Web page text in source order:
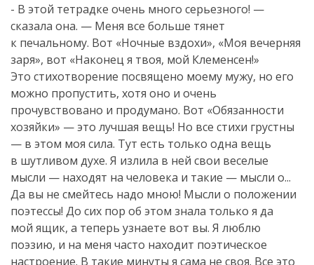
- В этой тетрадке очень много серьезного! —
сказала она. — Меня все больше тянет
к печальному. Вот «Ночные вздохи», «Моя вечерняя
заря», вот «Наконец я твоя, мой Клеменсен!»
Это стихотворение посвящено моему мужу, но его
можно пропустить, хотя оно и очень
прочувствовано и продумано. Вот «Обязанности
хозяйки» — это лучшая вещь! Но все стихи грустны
— в этом моя сила. Тут есть только одна вещь
в шутливом духе. Я излила в ней свои веселые
мысли — находят на человека и такие — мысли о...
Да вы не смейтесь надо мною! Мысли о положении
поэтессы! До сих пор об этом знала только я да
мой ящик, а теперь узнаете вот вы. Я люблю
поэзию, и на меня часто находит поэтическое
настроение. В такие минуты я сама не своя. Все это